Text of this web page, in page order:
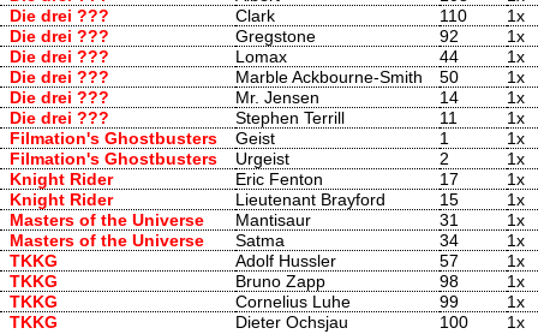
Die drei ???
Clark 110
1x
Die drei ???
Gregstone 92
1x
Die drei ???
Lomax 44
1x
Die drei ???
Marble Ackbourne-Smith 50
1x
Die drei ???
Mr. Jensen 14
1x
Die drei ???
Stephen Terrill 11
1x
Filmation's Ghostbusters
Geist 1
1x
Filmation's Ghostbusters
Urgeist 2
1x
Knight Rider
Eric Fenton 17
1x
Knight Rider
Lieutenant Brayford 15
1x
Masters of the Universe
Mantisaur 31
1x
Masters of the Universe
Satma 34
1x
TKKG
Adolf Hussler 57
1x
TKKG
Bruno Zapp 98
1x
TKKG
Cornelius Luhe 99
1x
TKKG
Dieter Ochsjau 100 1x